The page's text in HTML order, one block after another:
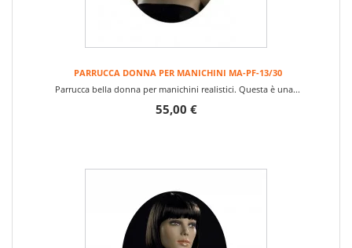
PARRUCCA DONNA PER MANICHINI MA-PF-13/30
Parrucca bella donna per manichini realistici. Questa è una...
55,00 €